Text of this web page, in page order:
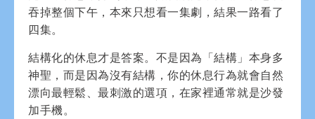
吞掉整個下午，本來只想看一集劇，結果一路看了
四集。
結構化的休息才是答案。不是因為「結構」本身多
神聖，而是因為沒有結構，你的休息行為就會自然
漂向最輕鬆、最刺激的選項，在家裡通常就是沙發
加手機。